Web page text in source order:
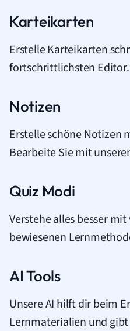
Karteikarten
Erstelle Karteikarten
fortschrittlichsten Editor.
Notizen
Erstelle schöne Notizen
Bearbeite Sie mit
Quiz Modi
Verstehe alles besser
bewiesenen
AI Tools
Unsere AI hilft dir beim
Lernmaterialien und